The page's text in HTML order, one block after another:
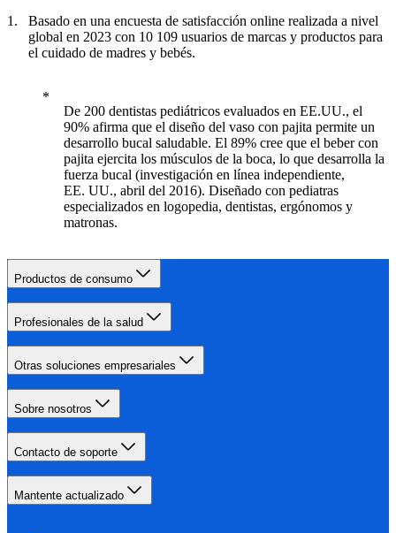
Basado en una encuesta de satisfacción online realizada a nivel
global en 2023 con 10 109 usuarios de marcas y productos para
el cuidado de madres y bebés.
De 200 dentistas pediátricos evaluados en EE.UU., el
90% afirma que el diseño del vaso con pajita permite un
desarrollo bucal saludable. El 89% cree que el beber con
pajita ejercita los músculos de la boca, lo que desarrolla la
fuerza bucal (investigación en línea independiente,
EE. UU., abril del 2016). Diseñado con pediatras
especializados en logopedia, dentistas, ergónomos y
matronas.
Productos de consumo
Profesionales de la salud
Otras soluciones empresariales
Sobre nosotros
Contacto de soporte
Mantente actualizado